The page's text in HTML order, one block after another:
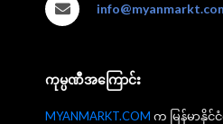
ကုမ္ပဏီအကြောင်း
MYANMARKT.COM က မြန်မာနို